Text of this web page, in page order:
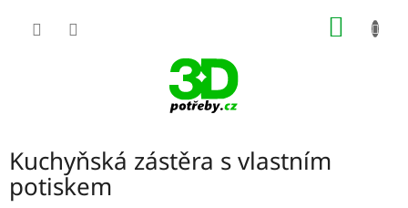
Kuchyňská zástěra s vlastním
potiskem